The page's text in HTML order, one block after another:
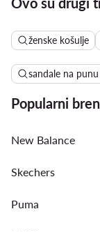
ženske košulje
sandale na
Popularni
New Balance
Skechers
Puma